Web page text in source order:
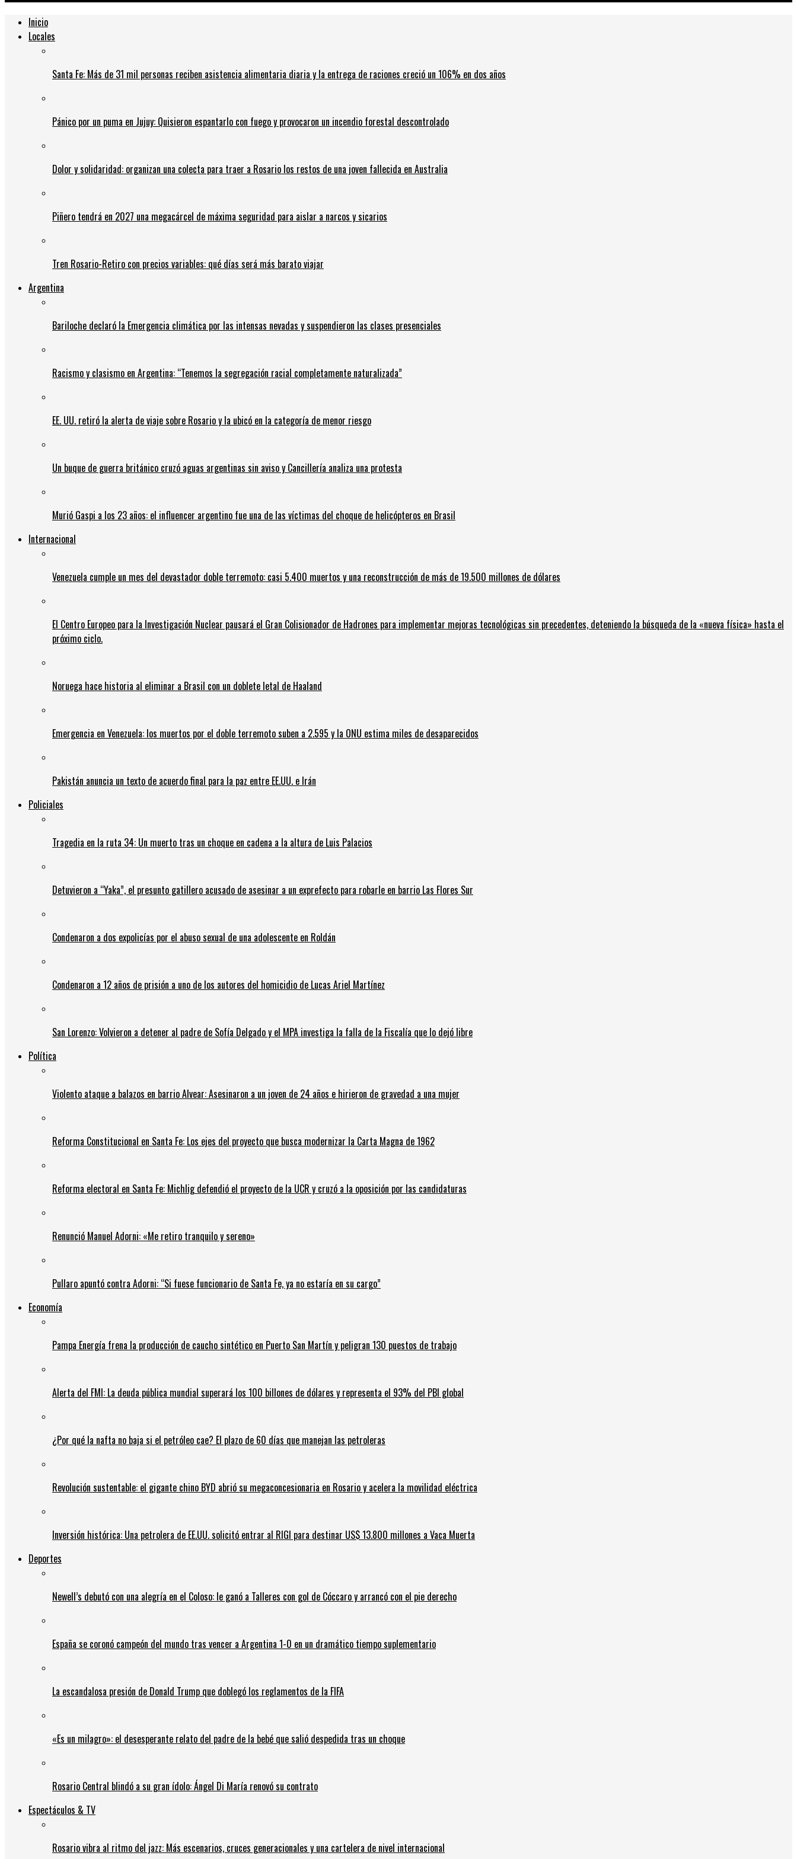
Inicio
Locales
Santa Fe: Más de 31 mil personas reciben asistencia alimentaria diaria y la entrega de raciones creció un 106% en dos años
Pánico por un puma en Jujuy: Quisieron espantarlo con fuego y provocaron un incendio forestal descontrolado
Dolor y solidaridad: organizan una colecta para traer a Rosario los restos de una joven fallecida en Australia
Piñero tendrá en 2027 una megacárcel de máxima seguridad para aislar a narcos y sicarios
Tren Rosario-Retiro con precios variables: qué días será más barato viajar
Argentina
Bariloche declaró la Emergencia climática por las intensas nevadas y suspendieron las clases presenciales
Racismo y clasismo en Argentina: “Tenemos la segregación racial completamente naturalizada”
EE. UU. retiró la alerta de viaje sobre Rosario y la ubicó en la categoría de menor riesgo
Un buque de guerra británico cruzó aguas argentinas sin aviso y Cancillería analiza una protesta
Murió Gaspi a los 23 años: el influencer argentino fue una de las víctimas del choque de helicópteros en Brasil
Internacional
Venezuela cumple un mes del devastador doble terremoto: casi 5.400 muertos y una reconstrucción de más de 19.500 millones de dólares
El Centro Europeo para la Investigación Nuclear pausará el Gran Colisionador de Hadrones para implementar mejoras tecnológicas sin precedentes, deteniendo la búsqueda de la «nueva física» hasta el
próximo ciclo.
Noruega hace historia al eliminar a Brasil con un doblete letal de Haaland
Emergencia en Venezuela: los muertos por el doble terremoto suben a 2.595 y la ONU estima miles de desaparecidos
Pakistán anuncia un texto de acuerdo final para la paz entre EE.UU. e Irán
Policiales
Tragedia en la ruta 34: Un muerto tras un choque en cadena a la altura de Luis Palacios
Detuvieron a “Yaka”, el presunto gatillero acusado de asesinar a un exprefecto para robarle en barrio Las Flores Sur
Condenaron a dos expolicías por el abuso sexual de una adolescente en Roldán
Condenaron a 12 años de prisión a uno de los autores del homicidio de Lucas Ariel Martínez
San Lorenzo: Volvieron a detener al padre de Sofía Delgado y el MPA investiga la falla de la Fiscalía que lo dejó libre
Política
Violento ataque a balazos en barrio Alvear: Asesinaron a un joven de 24 años e hirieron de gravedad a una mujer
Reforma Constitucional en Santa Fe: Los ejes del proyecto que busca modernizar la Carta Magna de 1962
Reforma electoral en Santa Fe: Michlig defendió el proyecto de la UCR y cruzó a la oposición por las candidaturas
Renunció Manuel Adorni: «Me retiro tranquilo y sereno»
Pullaro apuntó contra Adorni: “Si fuese funcionario de Santa Fe, ya no estaría en su cargo”
Economía
Pampa Energía frena la producción de caucho sintético en Puerto San Martín y peligran 130 puestos de trabajo
Alerta del FMI: La deuda pública mundial superará los 100 billones de dólares y representa el 93% del PBI global
¿Por qué la nafta no baja si el petróleo cae? El plazo de 60 días que manejan las petroleras
Revolución sustentable: el gigante chino BYD abrió su megaconcesionaria en Rosario y acelera la movilidad eléctrica
Inversión histórica: Una petrolera de EE.UU. solicitó entrar al RIGI para destinar US$ 13.800 millones a Vaca Muerta
Deportes
Newell’s debutó con una alegría en el Coloso: le ganó a Talleres con gol de Cóccaro y arrancó con el pie derecho
España se coronó campeón del mundo tras vencer a Argentina 1-0 en un dramático tiempo suplementario
La escandalosa presión de Donald Trump que doblegó los reglamentos de la FIFA
«Es un milagro»: el desesperante relato del padre de la bebé que salió despedida tras un choque
Rosario Central blindó a su gran ídolo: Ángel Di María renovó su contrato
Espectáculos & TV
Rosario vibra al ritmo del jazz: Más escenarios, cruces generacionales y una cartelera de nivel internacional